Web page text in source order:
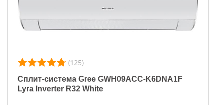
(125)
Сплит-система Gree GWH09ACC-K6DNA1F
Lyra Inverter R32 White